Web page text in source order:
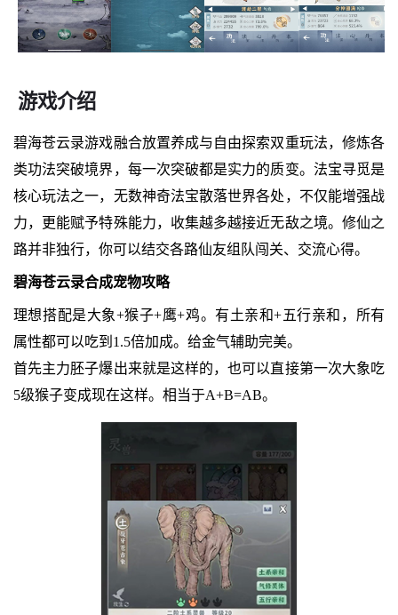
游戏介绍
碧海苍云录游戏融合放置养成与自由探索双重玩法，修炼各
类功法突破境界，每一次突破都是实力的质变。法宝寻觅是
核心玩法之一，无数神奇法宝散落世界各处，不仅能增强战
力，更能赋予特殊能力，收集越多越接近无敌之境。修仙之
路并非独行，你可以结交各路仙友组队闯关、交流心得。
碧海苍云录合成宠物攻略
理想搭配是大象+猴子+鹰+鸡。有土亲和+五行亲和，所有
属性都可以吃到1.5倍加成。给金气辅助完美。
首先主力胚子爆出来就是这样的，也可以直接第一次大象吃
5级猴子变成现在这样。相当于A+B=AB。